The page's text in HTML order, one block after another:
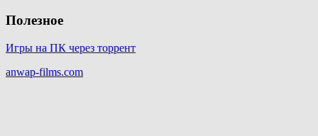
Полезное
Игры на ПК через торрент
anwap-films.com